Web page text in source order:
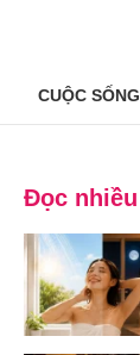
CUỘC SỐNG
Đọc nhiều